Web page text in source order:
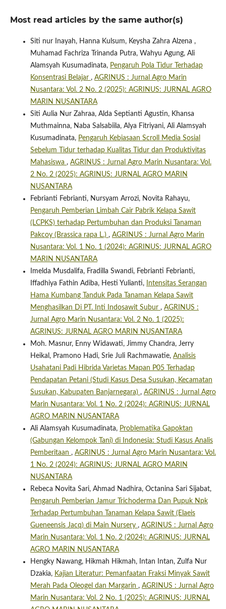
Most read articles by the same author(s)
Siti nur Inayah, Hanna Kulsum, Keysha Zahra Alzena ,
Muhamad Fachriza Trinanda Putra, Wahyu Agung, Ali
Alamsyah Kusumadinata, Pengaruh Pola Tidur Terhadap
Konsentrasi Belajar , AGRINUS : Jurnal Agro Marin
Nusantara: Vol. 2 No. 2 (2025): AGRINUS: JURNAL AGRO
MARIN NUSANTARA
Siti Aulia Nur Zahraa, Alda Septianti Agustin, Khansa
Muthmainna, Naba Salsabiila, Alya Fitriyani, Ali Alamsyah
Kusumadinata, Pengaruh Kebiasaan Scroll Media Sosial
Sebelum Tidur terhadap Kualitas Tidur dan Produktivitas
Mahasiswa , AGRINUS : Jurnal Agro Marin Nusantara: Vol.
2 No. 2 (2025): AGRINUS: JURNAL AGRO MARIN
NUSANTARA
Febrianti Febrianti, Nursyam Arrozi, Novita Rahayu,
Pengaruh Pemberian Limbah Cair Pabrik Kelapa Sawit
(LCPKS) terhadap Pertumbuhan dan Produksi Tanaman
Pakcoy (Brassica rapa L.) , AGRINUS : Jurnal Agro Marin
Nusantara: Vol. 1 No. 1 (2024): AGRINUS: JURNAL AGRO
MARIN NUSANTARA
Imelda Musdalifa, Fradilla Swandi, Febrianti Febrianti,
Iffadhiya Fathin Adiba, Hesti Yulianti,
Intensitas Serangan
Hama Kumbang Tanduk Pada Tanaman Kelapa Sawit
Menghasilkan Di PT. Inti Indosawit Subur , AGRINUS :
Jurnal Agro Marin Nusantara: Vol. 2 No. 1 (2025):
AGRINUS: JURNAL AGRO MARIN NUSANTARA
Moh. Masnur, Enny Widawati, Jimmy Chandra, Jerry
Heikal, Pramono Hadi, Srie Juli Rachmawatie, Analisis
Usahatani Padi Hibrida Varietas Mapan P05 Terhadap
Pendapatan Petani (Studi Kasus Desa Susukan, Kecamatan
Susukan, Kabupaten Banjarnegara) , AGRINUS : Jurnal Agro
Marin Nusantara: Vol. 1 No. 2 (2024): AGRINUS: JURNAL
AGRO MARIN NUSANTARA
Ali Alamsyah Kusumadinata, Problematika Gapoktan
(Gabungan Kelompok Tani) di Indonesia: Studi Kasus Analis
Pemberitaan , AGRINUS : Jurnal Agro Marin Nusantara: Vol.
1 No. 2 (2024): AGRINUS: JURNAL AGRO MARIN
NUSANTARA
Rebeca Novita Sari, Ahmad Nadhira, Octanina Sari Sijabat,
Pengaruh Pemberian Jamur Trichoderma Dan Pupuk Npk
Terhadap Pertumbuhan Tanaman Kelapa Sawit (Elaeis
Gueneensis Jacq) di Main Nursery , AGRINUS : Jurnal Agro
Marin Nusantara: Vol. 1 No. 2 (2024): AGRINUS: JURNAL
AGRO MARIN NUSANTARA
Hengky Nawang, Hikmah Hikmah, Intan Intan, Zulfa Nur
Dzakia, Kajian Literatur: Pemanfaatan Fraksi Minyak Sawit
Merah Pada Oleogel dan Margarin , AGRINUS : Jurnal Agro
Marin Nusantara: Vol. 2 No. 1 (2025): AGRINUS: JURNAL